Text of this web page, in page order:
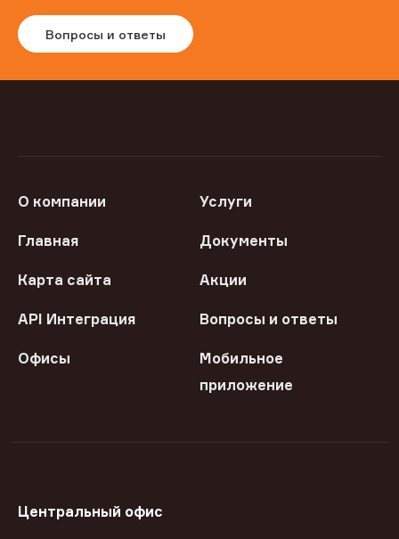
Вопросы и ответы
О компании Услуги
Главная Документы
Карта сайта Акции
API Интеграция Вопросы и ответы
Офисы
Мобильное
приложение
Центральный офис